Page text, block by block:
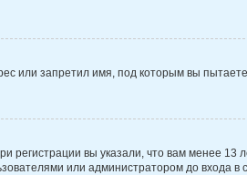
или запретил имя, под которым вы
регистрации вы указали, что вам менее 13
или администратором до входа в